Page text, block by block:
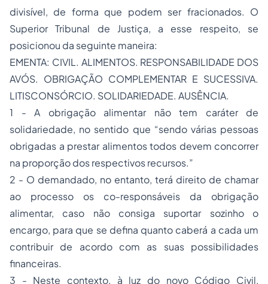
divisível, de forma que podem ser fracionados. O
Superior Tribunal de Justiça, a esse respeito, se
posicionou da seguinte maneira:
EMENTA: CIVIL. ALIMENTOS. RESPONSABILIDADE DOS
AVÓS. OBRIGAÇÃO COMPLEMENTAR E SUCESSIVA.
LITISCONSÓRCIO. SOLIDARIEDADE. AUSÊNCIA.
1 - A obrigação alimentar não tem caráter de
solidariedade, no sentido que “sendo várias pessoas
obrigadas a prestar alimentos todos devem concorrer
na proporção dos respectivos recursos.”
2 - O demandado, no entanto, terá direito de chamar
ao processo os co-responsáveis da obrigação
alimentar, caso não consiga suportar sozinho o
encargo, para que se defina quanto caberá a cada um
contribuir de acordo com as suas possibilidades
financeiras.
3 - Neste contexto, à luz do novo Código Civil,